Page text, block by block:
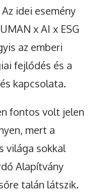
idei esemény
x AI x ESG
az emberi
fejlődés és a
kapcsolata.
fontos volt jelen
mert a
világa sokkal
Alapítvány
talán látszik.